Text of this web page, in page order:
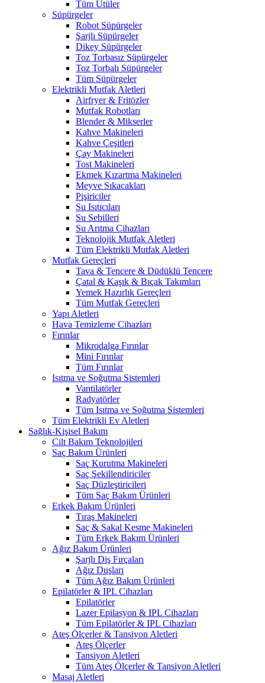
Tüm Ütüler
Süpürgeler
Robot Süpürgeler
Şarjlı Süpürgeler
Dikey Süpürgeler
Toz Torbasız Süpürgeler
Toz Torbalı Süpürgeler
Tüm Süpürgeler
Elektrikli Mutfak Aletleri
Airfryer & Fritözler
Mutfak Robotları
Blender & Mikserler
Kahve Makineleri
Kahve Çeşitleri
Çay Makineleri
Tost Makineleri
Ekmek Kızartma Makineleri
Meyve Sıkacakları
Pişiriciler
Su Isıtıcıları
Su Sebilleri
Su Arıtma Cihazları
Teknolojik Mutfak Aletleri
Tüm Elektrikli Mutfak Aletleri
Mutfak Gereçleri
Tava & Tencere & Düdüklü Tencere
Çatal & Kaşık & Bıçak Takımları
Yemek Hazırlık Gereçleri
Tüm Mutfak Gereçleri
Yapı Aletleri
Hava Temizleme Cihazları
Fırınlar
Mikrodalga Fırınlar
Mini Fırınlar
Tüm Fırınlar
Isıtma ve Soğutma Sistemleri
Vantilatörler
Radyatörler
Tüm Isıtma ve Soğutma Sistemleri
Tüm Elektrikli Ev Aletleri
Sağlık-Kişisel Bakım
Cilt Bakım Teknolojileri
Saç Bakım Ürünleri
Saç Kurutma Makineleri
Saç Şekillendiriciler
Saç Düzleştiricileri
Tüm Saç Bakım Ürünleri
Erkek Bakım Ürünleri
Tıraş Makineleri
Saç & Sakal Kesme Makineleri
Tüm Erkek Bakım Ürünleri
Ağız Bakım Ürünleri
Şarjlı Diş Fırçaları
Ağız Duşları
Tüm Ağız Bakım Ürünleri
Epilatörler & IPL Cihazları
Epilatörler
Lazer Epilasyon & IPL Cihazları
Tüm Epilatörler & IPL Cihazları
Ateş Ölçerler & Tansiyon Aletleri
Ateş Ölçerler
Tansiyon Aletleri
Tüm Ateş Ölçerler & Tansiyon Aletleri
Masaj Aletleri